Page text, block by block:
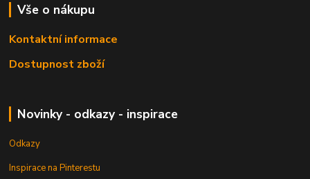
Vše o nákupu
Kontaktní informace
Dostupnost zboží
Novinky - odkazy - inspirace
Odkazy
Inspirace na Pinterestu